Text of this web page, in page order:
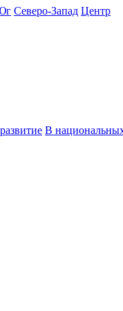
Северо-Запад Центр
В